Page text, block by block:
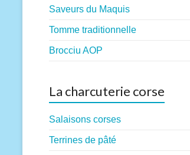
Saveurs du Maquis
Tomme traditionnelle
Brocciu AOP
La charcuterie corse
Salaisons corses
Terrines de pâté